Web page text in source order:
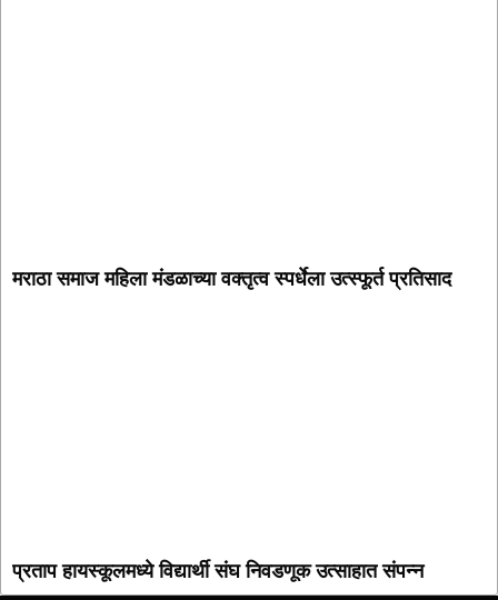
मराठा समाज महिला मंडळाच्या वक्तृत्व स्पर्धेला उत्स्फूर्त प्रतिसाद
प्रताप हायस्कूलमध्ये विद्यार्थी संघ निवडणूक उत्साहात संपन्न